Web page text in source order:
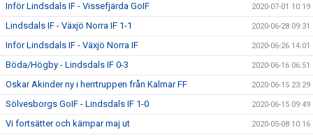
Inför Lindsdals IF - Vissefjärda GoIF 2020-07-01 10:19
Lindsdals IF - Växjö Norra IF 1-1 2020-06-28 09:31
Inför Lindsdals IF - Växjö Norra IF 2020-06-26 14:01
Böda/Högby - Lindsdals IF 0-3 2020-06-16 06:51
Oskar Akinder ny i herrtruppen från Kalmar FF 2020-06-15 23:29
Sölvesborgs GoIF - Lindsdals IF 1-0 2020-06-15 09:49
Vi fortsätter och kämpar maj ut 2020-05-08 10:16